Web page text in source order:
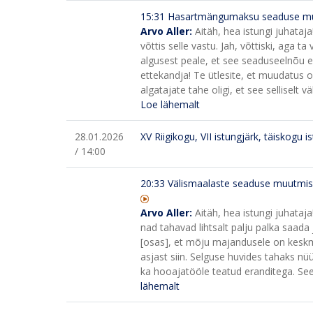
15:31 Hasartmängumaksu seaduse
Arvo Aller: Aitäh, hea istungi
võttis selle vastu. Jah, võttiski, aga
algusest peale, et see seaduseelnõu
ettekandja! Te ütlesite, et muudatus
algatajate tahe oligi, et see selliselt
Loe lähemalt
28.01.2026
/ 14:00
XV Riigikogu, VII istungjärk, täiskogu
20:33 Välismaalaste seaduse
Arvo Aller: Aitäh, hea istungi
nad tahavad lihtsalt palju palka
[osas], et mõju majandusele on
asjast siin. Selguse huvides tahaks
ka hooajatööle teatud eranditega.
lähemalt